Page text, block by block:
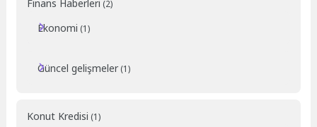
Finans Haberleri (2)
Ekonomi (1)
Güncel gelişmeler (1)
Konut Kredisi (1)